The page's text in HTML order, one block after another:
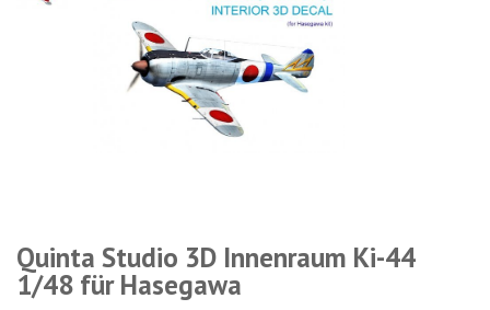
Quinta Studio 3D Innenraum Ki-44
1/48 für Hasegawa